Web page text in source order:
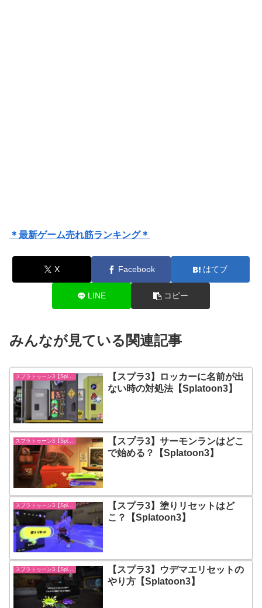
＊最新ゲーム売れ筋ランキング＊
X Facebook はてブ
LINE コピー
みんなが見ている関連記事
スプラトゥーン3【Splatoon3】
【スプラ3】ロッカーに名前が出
ない時の対処法【Splatoon3】
スプラトゥーン3【Splatoon3】
【スプラ3】サーモンランはどこ
で始める？【Splatoon3】
【スプラ3】塗りリセットはど
こ？【Splatoon3】
スプラトゥーン3【Splatoon3】
【スプラ3】ウデマエリセットの
やり方【Splatoon3】